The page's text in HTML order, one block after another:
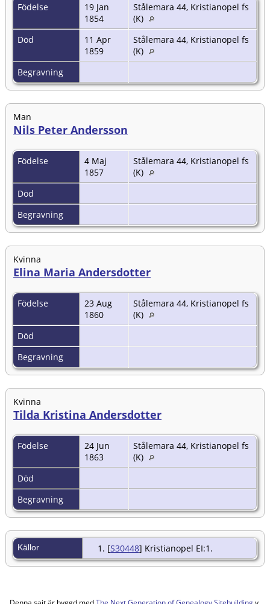
Födelse
19 Jan
1854
Stålemara 44, Kristianopel fs
(K)
Död
11 Apr
1859
Stålemara 44, Kristianopel fs
(K)
Begravning
Man
Nils Peter Andersson
Födelse
4 Maj
1857
Stålemara 44, Kristianopel fs
(K)
Död
Begravning
Kvinna
Elina Maria Andersdotter
Födelse
23 Aug
1860
Stålemara 44, Kristianopel fs
(K)
Död
Begravning
Kvinna
Tilda Kristina Andersdotter
Födelse
24 Jun
1863
Stålemara 44, Kristianopel fs
(K)
Död
Begravning
Källor [S30448] Kristianopel EI:1.